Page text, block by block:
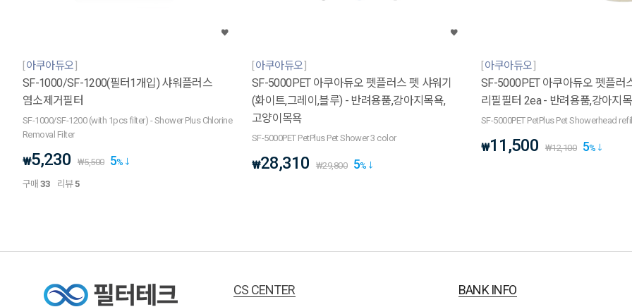
아쿠아듀오
SF-1000/SF-1200(필터1개입) 샤워플러스
염소제거필터
SF-1000/SF-1200 (with 1pcs filter) - Shower Plus Chlorine
Removal Filter
₩5,230 ₩5,500 5%
구매33 리뷰5
아쿠아듀오
SF-5000PET 아쿠아듀오 펫플러스 펫 샤워기
(화이트,그레이,블루) - 반려용품,강아지목욕,
고양이목욕
SF-5000PET PetPlus Pet Shower 3 color
₩28,310 ₩29,800 5%
아쿠아듀오
SF-5000PET 아쿠아듀오 펫플러
리필필터 2ea - 반려용품,강아지
SF-5000PET PetPlus Pet Showerhead
₩11,500 ₩12,100 5%
CS CENTER BANK INFO